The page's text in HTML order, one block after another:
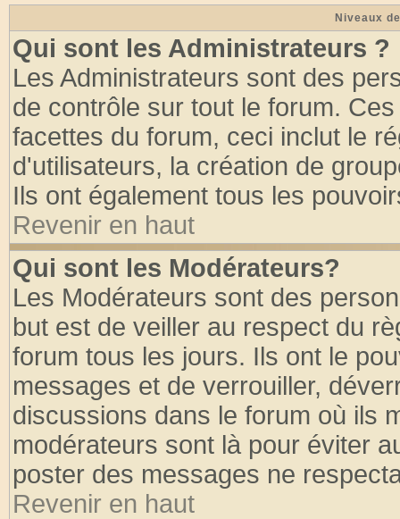
Niveaux
Qui sont les Administrateurs ?
Les Administrateurs sont des
de contrôle sur tout le forum.
facettes du forum, ceci inclut le
d'utilisateurs, la création de
Ils ont également tous les
Revenir en haut
Qui sont les Modérateurs?
Les Modérateurs sont des
but est de veiller au respect du
forum tous les jours. Ils ont le
messages et de verrouiller,
discussions dans le forum où ils
modérateurs sont là pour éviter
poster des messages ne
Revenir en haut